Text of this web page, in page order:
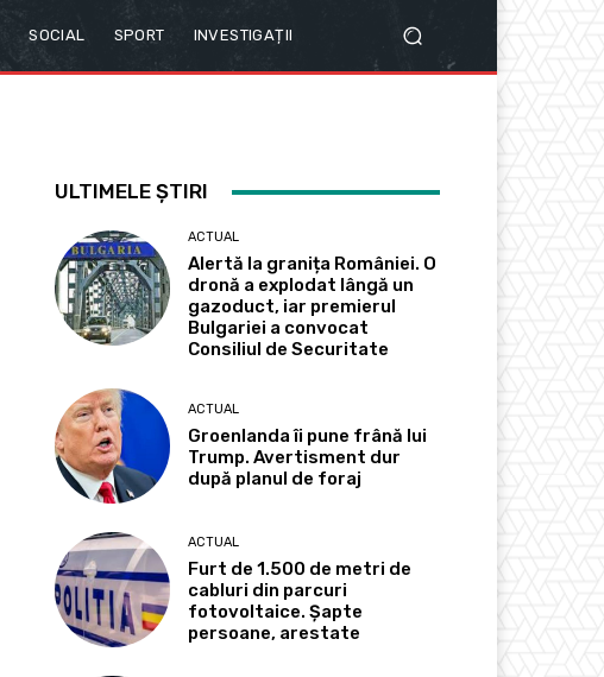
SOCIAL SPORT INVESTIGAȚII
ULTIMELE ȘTIRI
ACTUAL
Alertă la granița României. O
dronă a explodat lângă un
gazoduct, iar premierul
Bulgariei a convocat
Consiliul de Securitate
ACTUAL
Groenlanda îi pune frână lui
Trump. Avertisment dur
după planul de foraj
ACTUAL
Furt de 1.500 de metri de
cabluri din parcuri
fotovoltaice. Șapte
persoane, arestate